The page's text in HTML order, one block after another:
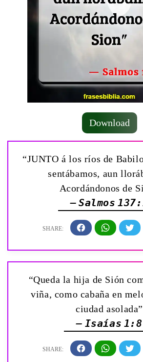
Download
“JUNTO á los ríos de
sentábamos, aun
Acordándonos de
— Salmos
“Queda la hija de Sión
viña, como cabaña en
ciudad asolada”
— Isaías 1:8